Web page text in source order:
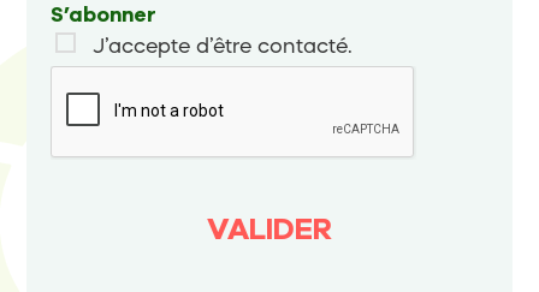
S’abonner
J’accepte d’être contacté.
VALIDER